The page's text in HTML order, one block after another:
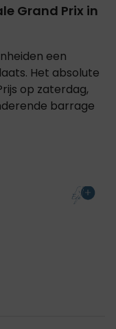
Grand Prix in
een
Het absolute
op zaterdag,
barrage